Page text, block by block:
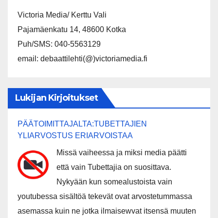
Victoria Media/ Kerttu Vali
Pajamäenkatu 14, 48600 Kotka
Puh/SMS: 040-5563129
email: debaattilehti(@)victoriamedia.fi
Lukijan Kirjoitukset
PÄÄTOIMITTAJALTA:TUBETTAJIEN
YLIARVOSTUS ERIARVOISTAA
Missä vaiheessa ja miksi media päätti
että vain Tubettajia on suosittava.
Nykyään kun somealustoista vain
youtubessa sisältöä tekevät ovat arvostetummassa
asemassa kuin ne jotka ilmaisewvat itsensä muuten